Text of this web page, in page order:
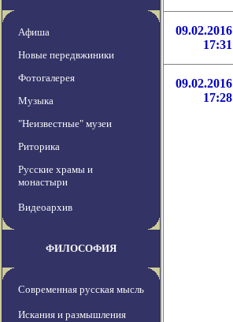
Афиша
Новые передвжиники
Фотогалерея
Музыка
"Неизвестные" музеи
Риторика
Русские храмы и
монастыри
Видеоархив
ФИЛОСОФИЯ
Современная русская мысль
Искания и размышления
09.02.2016
17:31
09.02.2016
17:28